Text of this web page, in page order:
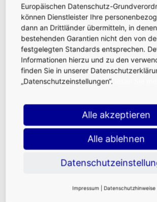
Mit rund 81.000 Beschäftigten in ca. 450
der Frankfurt Airport die größte lokale
Deutschlands. Durch die Synergieeffekte
seine vernetzte Expertise und die
deckt die Airport City die Bedürfnisse
deutscher Unternehmen nach optimalen
die globalen Wachstumsmärkte ab.
Multimodalität
Seine Lage direkt am Frankfurter Kreuz –
eine bequeme An- und Abreise aus ganz
Europäischen Datenschutz-
können Dienstleister Ihre
dann an Drittländer übermitteln, in
bestehenden Garantien nicht den von
festgelegten Standards entsprechen.
Informationen hierzu und zu den
finden Sie in unserer
„Datenschutzeinstellungen“.
Alle akzeptieren
Alle ablehnen
Impressum | Datenschutzhinweise